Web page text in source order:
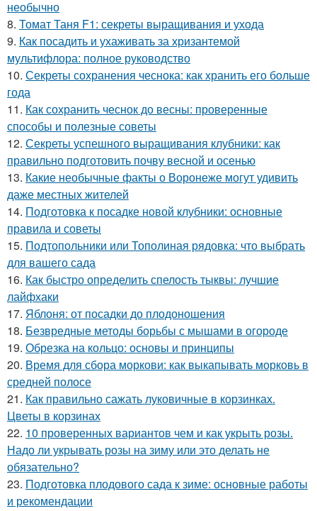
необычно
8. Томат Таня F1: секреты выращивания и ухода
9. Как посадить и ухаживать за хризантемой
мультифлора: полное руководство
10. Секреты сохранения чеснока: как хранить его больше
года
11. Как сохранить чеснок до весны: проверенные
способы и полезные советы
12. Секреты успешного выращивания клубники: как
правильно подготовить почву весной и осенью
13. Какие необычные факты о Воронеже могут удивить
даже местных жителей
14. Подготовка к посадке новой клубники: основные
правила и советы
15. Подтопольники или Тополиная рядовка: что выбрать
для вашего сада
16. Как быстро определить спелость тыквы: лучшие
лайфхаки
17. Яблоня: от посадки до плодоношения
18. Безвредные методы борьбы с мышами в огороде
19. Обрезка на кольцо: основы и принципы
20. Время для сбора моркови: как выкапывать морковь в
средней полосе
21. Как правильно сажать луковичные в корзинках.
Цветы в корзинах
22. 10 проверенных вариантов чем и как укрыть розы.
Надо ли укрывать розы на зиму или это делать не
обязательно?
23. Подготовка плодового сада к зиме: основные работы
и рекомендации